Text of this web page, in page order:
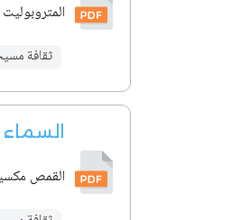
ثقافة
القمص